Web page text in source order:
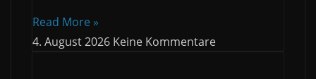
Read More »
4. August 2026 Keine Kommentare